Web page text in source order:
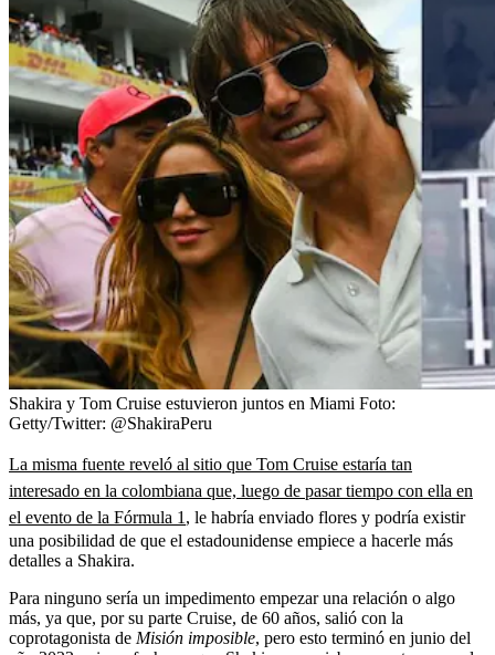
Shakira y Tom Cruise estuvieron juntos en Miami Foto:
Getty/Twitter: @ShakiraPeru
La misma fuente reveló al sitio que Tom Cruise estaría tan
interesado en la colombiana que, luego de pasar tiempo con ella en
el evento de la Fórmula 1 , le habría enviado flores y podría existir
una posibilidad de que el estadounidense empiece a hacerle más
detalles a Shakira.
Para ninguno sería un impedimento empezar una relación o algo
más, ya que, por su parte Cruise, de 60 años, salió con la
coprotagonista de Misión imposible, pero esto terminó en junio del